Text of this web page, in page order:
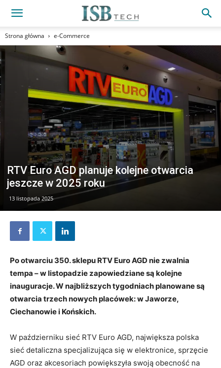
Strona główna e-Commerce
RTV Euro AGD planuje kolejne otwarcia
jeszcze w 2025 roku
13 listopada 2025
Po otwarciu 350. sklepu RTV Euro AGD nie zwalnia
tempa – w listopadzie zapowiedziane są kolejne
inauguracje. W najbliższych tygodniach planowane są
otwarcia trzech nowych placówek: w Jaworze,
Ciechanowie i Końskich.
W październiku sieć RTV Euro AGD, największa polska
sieć detaliczna specjalizująca się w elektronice, sprzęcie
AGD oraz akcesoriach powiększyła swoją obecność na